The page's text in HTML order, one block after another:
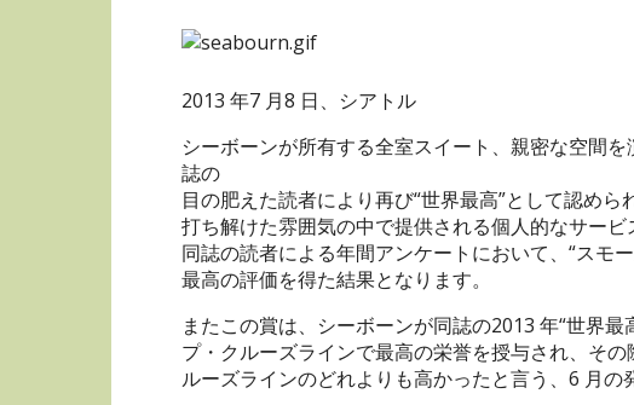
2013 年7 月8 日、シアトル
シーボーンが所有する全室スイート、親密な空間
誌の
目の肥えた読者により再び“世界最高”として認めら
打ち解けた雰囲気の中で提供される個人的なサービ
同誌の読者による年間アンケートにおいて、“スモ
最高の評価を得た結果となります。
またこの賞は、シーボーンが同誌の2013 年“世界
プ・クルーズラインで最高の栄誉を授与され、そ
ルーズラインのどれよりも高かったと言う、6 月の